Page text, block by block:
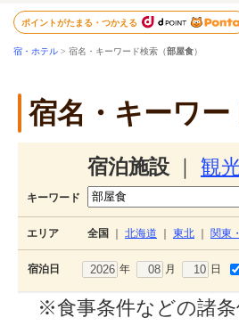
ポイントがたまる・つかえる
宿・ホテル > 宿名・キーワード検索（部屋食）
宿名・キーワー
宿泊施設 観
キーワード
エリア 全国 北海道 東北 関東
宿泊日 年 月 日
※食事条件などの諸